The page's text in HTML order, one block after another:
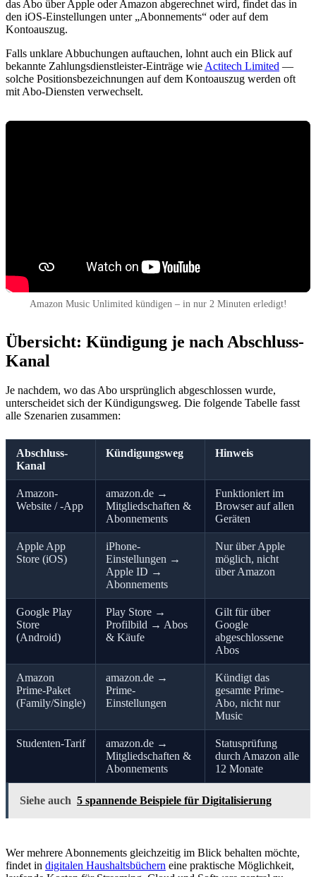
das Abo über Apple oder Amazon abgerechnet wird, findet das in
den iOS-Einstellungen unter „Abonnements“ oder auf dem
Kontoauszug.
Falls unklare Abbuchungen auftauchen, lohnt auch ein Blick auf
bekannte Zahlungsdienstleister-Einträge wie Actitech Limited —
solche Positionsbezeichnungen auf dem Kontoauszug werden oft
mit Abo-Diensten verwechselt.
Amazon Music Unlimited kündigen – in nur 2 Minuten erledigt!
Übersicht: Kündigung je nach Abschluss-
Kanal
Je nachdem, wo das Abo ursprünglich abgeschlossen wurde,
unterscheidet sich der Kündigungsweg. Die folgende Tabelle fasst
alle Szenarien zusammen:
Abschluss-
Kanal
Kündigungsweg Hinweis
Amazon-
Website / -App
amazon.de →
Mitgliedschaften &
Abonnements
Funktioniert im
Browser auf allen
Geräten
Apple App
Store (iOS)
iPhone-
Einstellungen →
Apple ID →
Abonnements
Nur über Apple
möglich, nicht
über Amazon
Google Play
Store
(Android)
Play Store →
Profilbild → Abos
& Käufe
Gilt für über
Google
abgeschlossene
Abos
Amazon
Prime-Paket
(Family/Single)
amazon.de →
Prime-
Einstellungen
Kündigt das
gesamte Prime-
Abo, nicht nur
Music
Studenten-Tarif
amazon.de →
Mitgliedschaften &
Abonnements
Statusprüfung
durch Amazon alle
12 Monate
Siehe auch 5 spannende Beispiele für Digitalisierung
Wer mehrere Abonnements gleichzeitig im Blick behalten möchte,
findet in digitalen Haushaltsbüchern eine praktische Möglichkeit,